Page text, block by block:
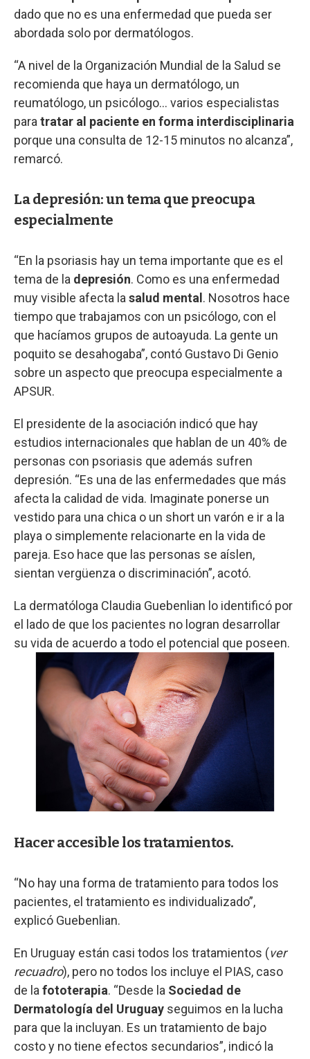
dado que no es una enfermedad que pueda ser
abordada solo por dermatólogos.
“A nivel de la Organización Mundial de la Salud se
recomienda que haya un dermatólogo, un
reumatólogo, un psicólogo… varios especialistas
paratratar al paciente en forma interdisciplinaria
porque una consulta de 12-15 minutos no alcanza”,
remarcó.
La depresión: un tema que preocupa
especialmente
“En la psoriasis hay un tema importante que es el
tema de la depresión. Como es una enfermedad
muy visible afecta lasalud mental . Nosotros hace
tiempo que trabajamos con un psicólogo, con el
que hacíamos grupos de autoayuda. La gente un
poquito se desahogaba”, contó Gustavo Di Genio
sobre un aspecto que preocupa especialmente a
APSUR.
El presidente de la asociación indicó que hay
estudios internacionales que hablan de un 40% de
personas con psoriasis que además sufren
depresión. “Es una de las enfermedades que más
afecta la calidad de vida. Imaginate ponerse un
vestido para una chica o un short un varón e ir a la
playa o simplemente relacionarte en la vida de
pareja. Eso hace que las personas se aíslen,
sientan vergüenza o discriminación”, acotó.
La dermatóloga Claudia Guebenlian lo identificó por
el lado de que los pacientes no logran desarrollar
su vida de acuerdo a todo el potencial que poseen.
Hacer accesible los tratamientos.
“No hay una forma de tratamiento para todos los
pacientes, el tratamiento es individualizado”,
explicó Guebenlian.
En Uruguay están casi todos los tratamientos (ver
recuadro), pero no todos los incluye el PIAS, caso
de la fototerapia. “Desde la Sociedad de
Dermatología del Uruguay seguimos en la lucha
para que la incluyan. Es un tratamiento de bajo
costo y no tiene efectos secundarios”, indicó la